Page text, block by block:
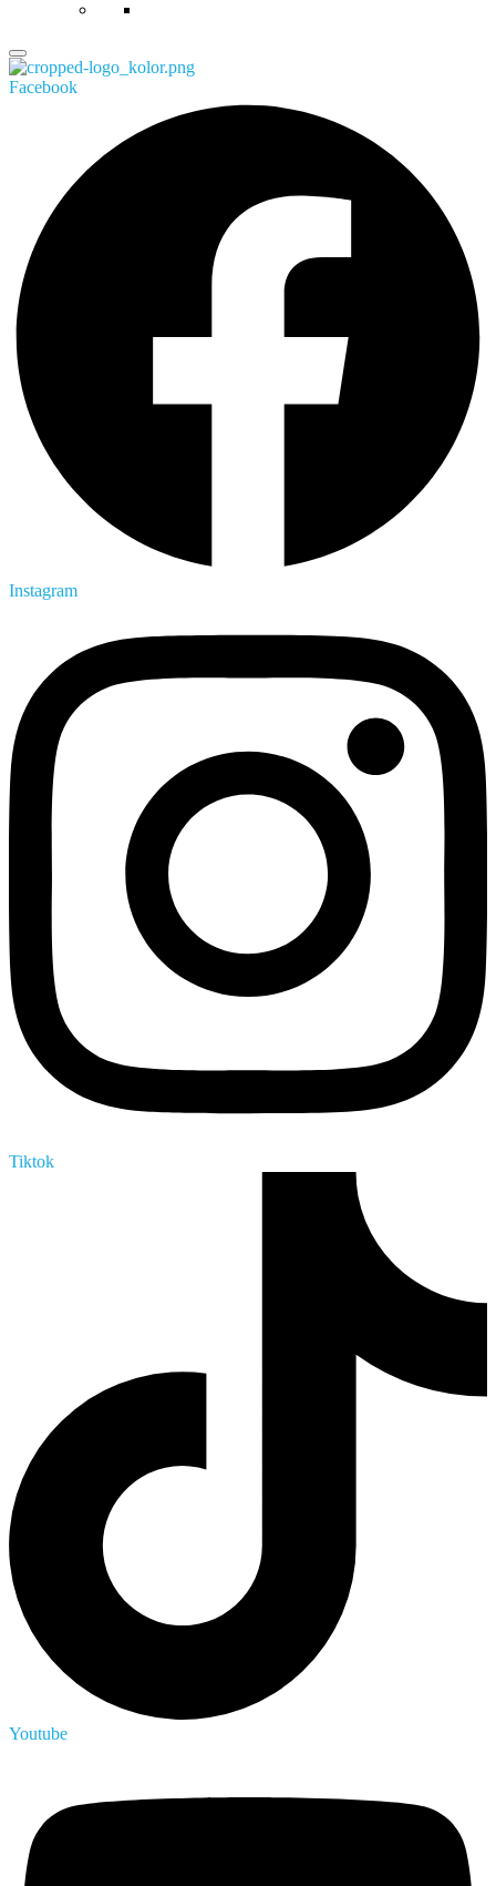
Facebook
Instagram
Tiktok
Youtube